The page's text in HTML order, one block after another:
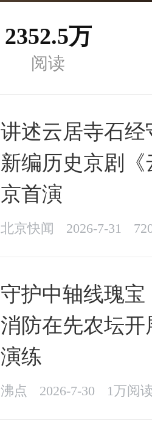
2352.5万
阅读
讲述云居寺石经
新编历史京剧《
京首演
北京快闻 2026-7-31
守护中轴线瑰宝
消防在先农坛开
演练
沸点 2026-7-30 1万阅